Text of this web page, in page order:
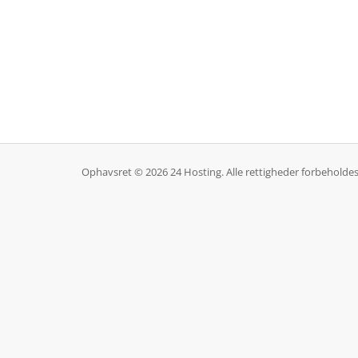
Ophavsret © 2026 24 Hosting. Alle rettigheder